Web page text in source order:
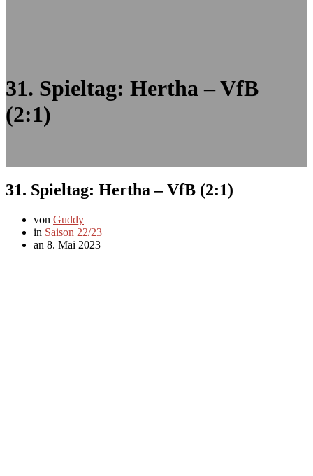
31. Spieltag: Hertha – VfB
(2:1)
31. Spieltag: Hertha – VfB (2:1)
von Guddy
in Saison 22/23
an 8. Mai 2023